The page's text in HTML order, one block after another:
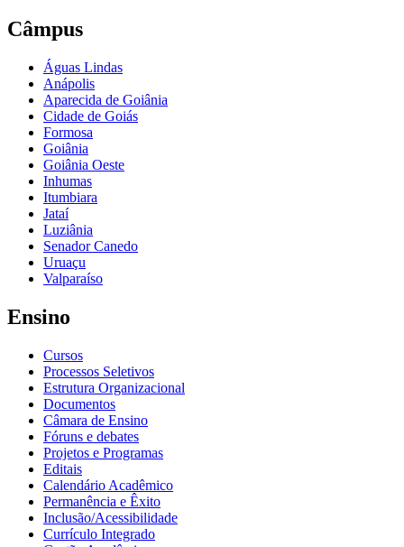
Câmpus
Águas Lindas
Anápolis
Aparecida de Goiânia
Cidade de Goiás
Formosa
Goiânia
Goiânia Oeste
Inhumas
Itumbiara
Jataí
Luziânia
Senador Canedo
Uruaçu
Valparaíso
Ensino
Cursos
Processos Seletivos
Estrutura Organizacional
Documentos
Câmara de Ensino
Fóruns e debates
Projetos e Programas
Editais
Calendário Acadêmico
Permanência e Êxito
Inclusão/Acessibilidade
Currículo Integrado